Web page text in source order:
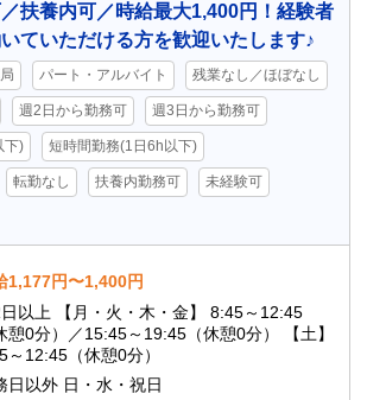
扶養内可／時給最大1,400円！経験者
ていただける方を歓迎いたします♪
パート・アルバイト 残業なし／ほぼなし
週2日から勤務可 週3日から勤務可
下) 短時間勤務(1日6h以下)
転勤なし 扶養内勤務可 未経験可
1,177円〜1,400円
火・木・金】 8:45～12:45
憩0分）／15:45～19:45（休憩0分） 【土】
～12:45（休憩0分）
勤務日以外 日・水・祝日